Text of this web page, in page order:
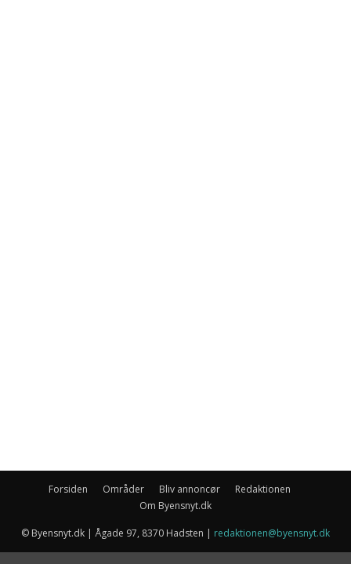
Forsiden Områder Bliv annoncør
Redaktionen
Om Byensnyt.dk
© Byensnyt.dk | Ågade 97, 8370 Hadsten | redaktionen@byensnyt.dk